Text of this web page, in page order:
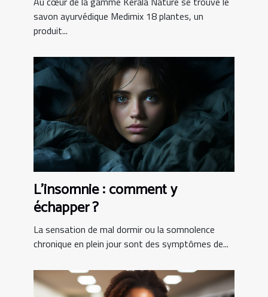
savon ayurvédique Medimix 18 plantes, un
produit...
L’insomnie : comment y
échapper ?
La sensation de mal dormir ou la somnolence
chronique en plein jour sont des symptômes de...